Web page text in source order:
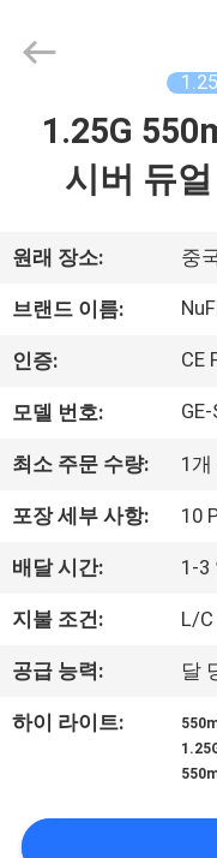
품
우
리
여
공
장
행
Co.,Ltd.
1.25G
시버 듀
원래 장소: 중
브랜드 이름:
인증: CE
모델 번호:
최소 주문 수량: 1개
포장 세부 사항: 10
배달 시간: 1-3
지불 조건: L/
공급 능력: 달
하이 라이트: